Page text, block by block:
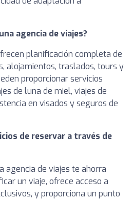
agencia de viajes?
planificación completa de
alojamientos, traslados, tours y
proporcionar servicios
de luna de miel, viajes de
en visados y seguros de
de reservar a través de
agencia de viajes te ahorra
un viaje, ofrece acceso a
y proporciona un punto